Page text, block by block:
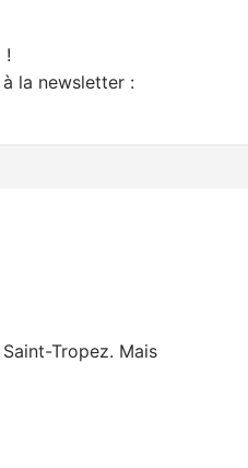
!
la newsletter :
Tropez. Mais